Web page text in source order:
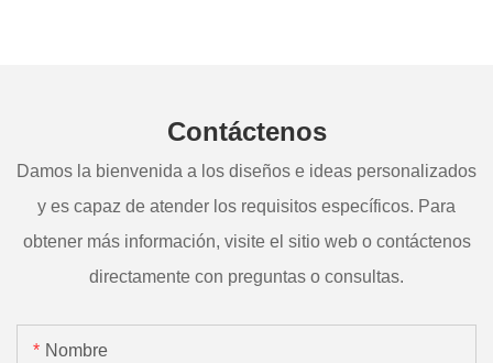
Contáctenos
Damos la bienvenida a los diseños e ideas personalizados
y es capaz de atender los requisitos específicos. Para
obtener más información, visite el sitio web o contáctenos
directamente con preguntas o consultas.
Nombre